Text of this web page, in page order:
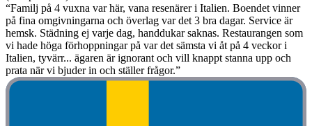
“Familj på 4 vuxna var här, vana resenärer i Italien. Boendet vinner
på fina omgivningarna och överlag var det 3 bra dagar. Service är
hemsk. Städning ej varje dag, handdukar saknas. Restaurangen som
vi hade höga förhoppningar på var det sämsta vi åt på 4 veckor i
Italien, tyvärr... ägaren är ignorant och vill knappt stanna upp och
prata när vi bjuder in och ställer frågor.”